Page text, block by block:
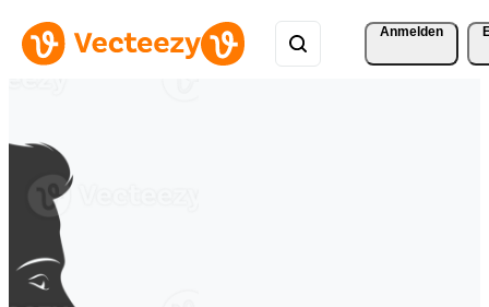
Anmelden